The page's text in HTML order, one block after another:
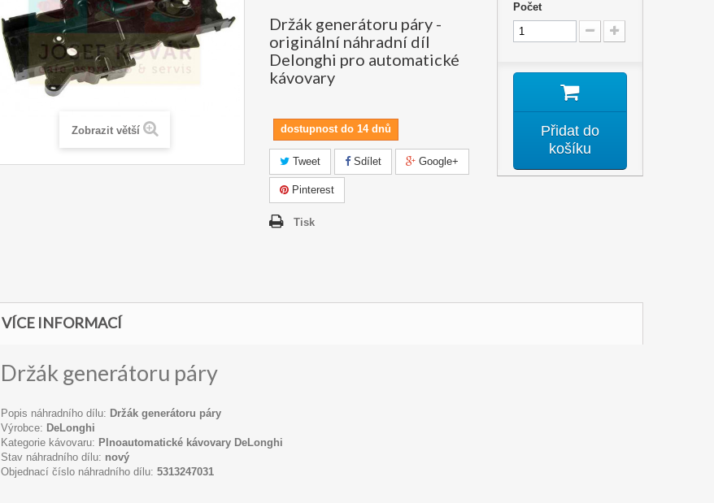
Zobrazit větší
Držák generátoru páry -
originální náhradní díl
Delonghi pro automatické
kávovary
dostupnost do 14 dnů
Tweet Sdílet Google+
Pinterest
Tisk
Počet
Přidat do
košíku
VÍCE INFORMACÍ
Držák generátoru páry
Popis náhradního dílu: Držák generátoru páry
Výrobce: DeLonghi
Kategorie kávovaru: Plnoautomatické kávovary DeLonghi
Stav náhradního dílu: nový
Objednací číslo náhradního dílu: 5313247031